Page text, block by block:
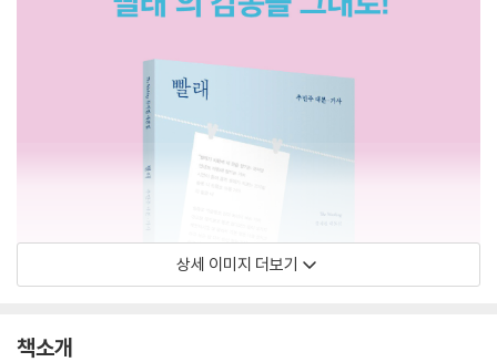
상세 이미지 더보기
책소개